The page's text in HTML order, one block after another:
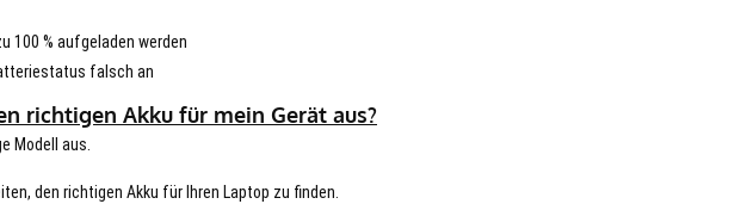
100 % aufgeladen werden
falsch an
richtigen Akku für mein Gerät aus?
Modell aus.
den richtigen Akku für Ihren Laptop zu finden.